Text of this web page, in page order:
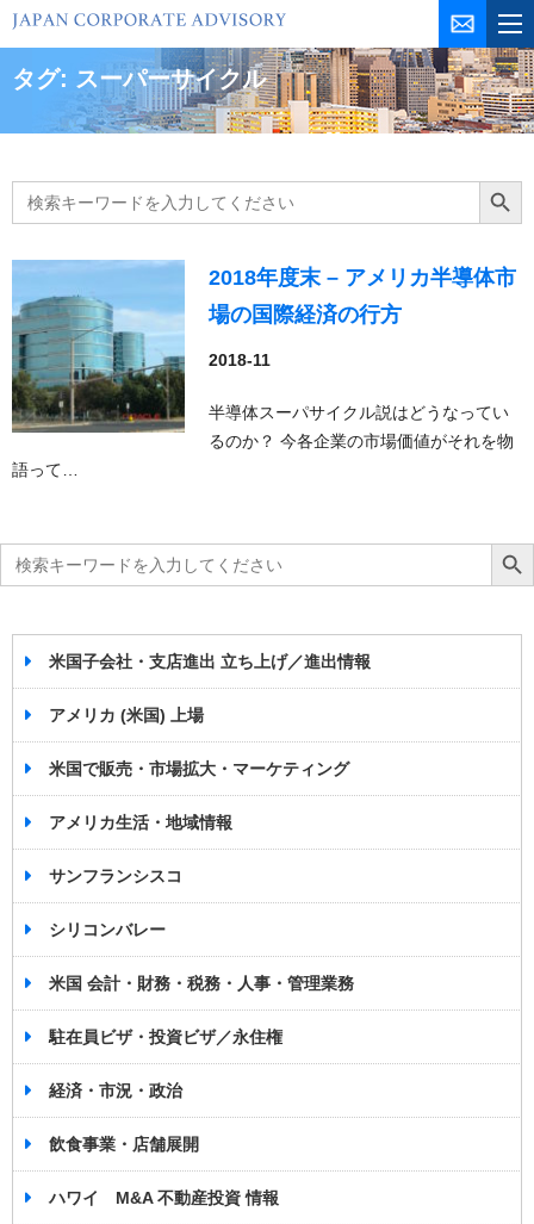
コ
ス
タグ: スーパーサイクル
Search
for:
Search
2018年度末 – アメリカ半導体市
場の国際経済の行方
2018-11
半導体スーパサイクル説はどうなってい
るのか？ 今各企業の市場価値がそれを物
語って…
Search
for:
Search
米国子会社・支店進出 立ち上げ／進出情報
アメリカ (米国) 上場
米国で販売・市場拡大・マーケティング
アメリカ生活・地域情報
サンフランシスコ
シリコンバレー
米国 会計・財務・税務・人事・管理業務
駐在員ビザ・投資ビザ／永住権
経済・市況・政治
飲食事業・店舗展開
ハワイ M&A 不動産投資 情報